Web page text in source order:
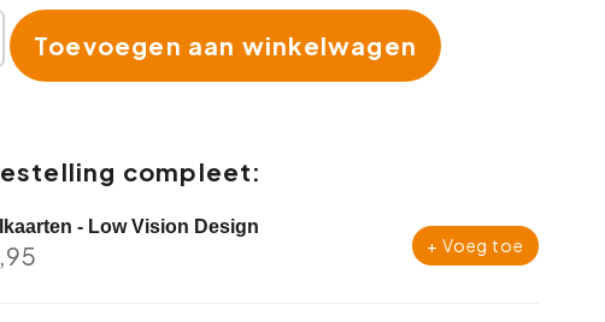
Toevoegen aan winkelwagen
compleet:
- Low Vision Design
+ Voeg toe